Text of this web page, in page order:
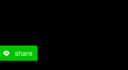
share